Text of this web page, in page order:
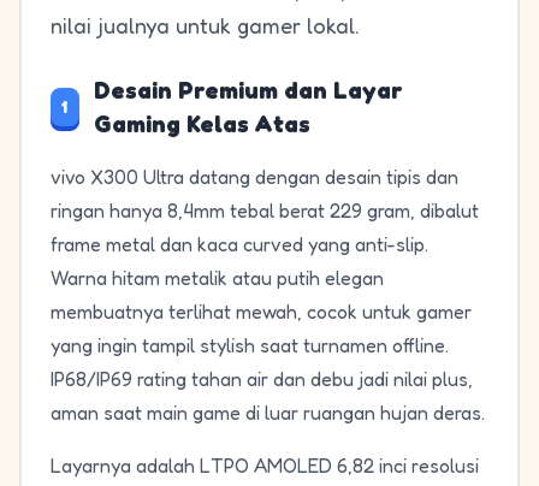
nilai jualnya untuk gamer lokal.
1
Desain Premium dan Layar
Gaming Kelas Atas
vivo X300 Ultra datang dengan desain tipis dan
ringan hanya 8,4mm tebal berat 229 gram, dibalut
frame metal dan kaca curved yang anti-slip.
Warna hitam metalik atau putih elegan
membuatnya terlihat mewah, cocok untuk gamer
yang ingin tampil stylish saat turnamen offline.
IP68/IP69 rating tahan air dan debu jadi nilai plus,
aman saat main game di luar ruangan hujan deras.
Layarnya adalah LTPO AMOLED 6,82 inci resolusi